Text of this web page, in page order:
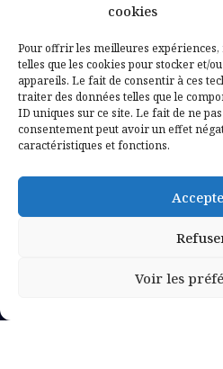
cookies
Pour offrir les meilleures expériences,
telles que les cookies pour stocker et/
appareils. Le fait de consentir à ces
traiter des données telles que le
ID uniques sur ce site. Le fait de ne
consentement peut avoir un effet
caractéristiques et fonctions.
Voir les
Mentions légales
Politique de